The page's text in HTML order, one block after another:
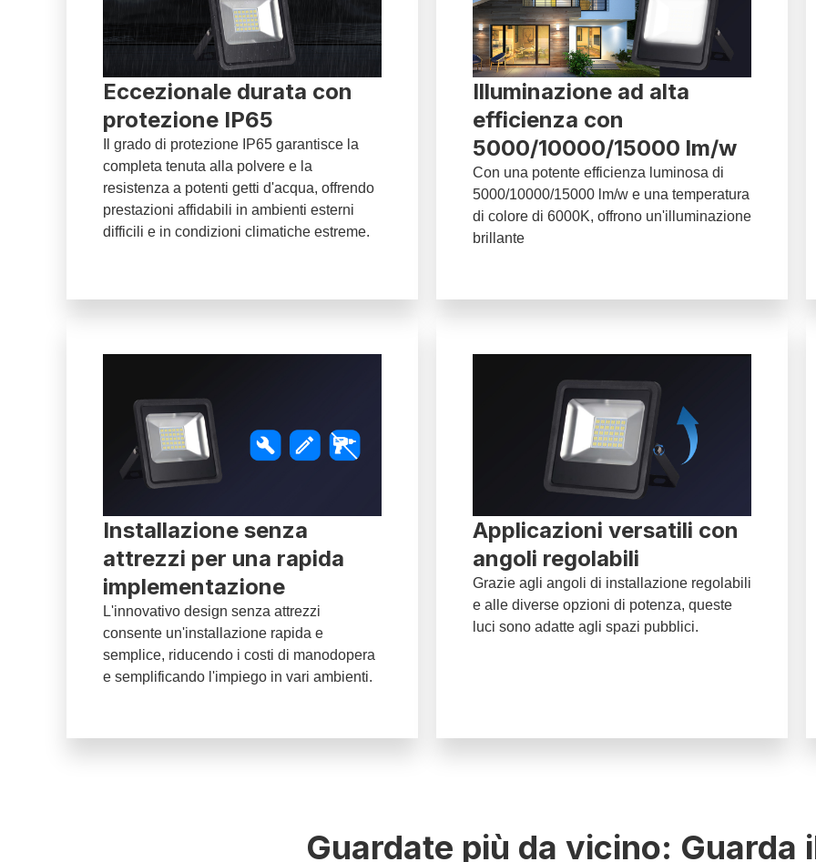
Eccezionale durata con
protezione IP65
Il grado di protezione IP65 garantisce la
completa tenuta alla polvere e la
resistenza a potenti getti d'acqua, offrendo
prestazioni affidabili in ambienti esterni
difficili e in condizioni climatiche estreme.
Illuminazione ad alta
efficienza con
5000/10000/15000 lm/w
Con una potente efficienza luminosa di
5000/10000/15000 lm/w e una temperatura
di colore di 6000K, offrono un'illuminazione
brillante
Installazione senza
attrezzi per una rapida
implementazione
L'innovativo design senza attrezzi
consente un'installazione rapida e
semplice, riducendo i costi di manodopera
e semplificando l'impiego in vari ambienti.
Applicazioni versatili con
angoli regolabili
Grazie agli angoli di installazione regolabili
e alle diverse opzioni di potenza, queste
luci sono adatte agli spazi pubblici.
Guardate più da vicino: Guarda